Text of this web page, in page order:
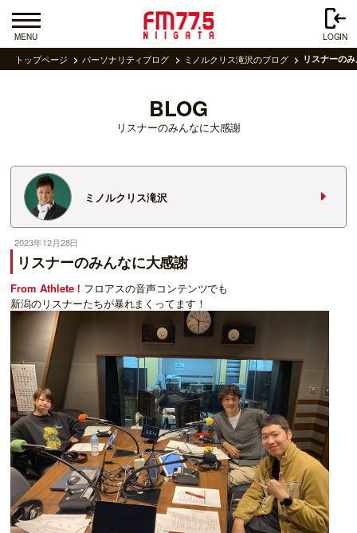
MENU LOGIN
トップページ パーソナリティブログ ミノルクリス滝沢のブログ リスナーの
BLOG
リスナーのみんなに大感謝
ミノルクリス滝沢
2023年12月28日
リスナーのみんなに大感謝
From Athlete！ フロアスの音声コンテンツでも
新潟のリスナーたちが暴れまくってます！